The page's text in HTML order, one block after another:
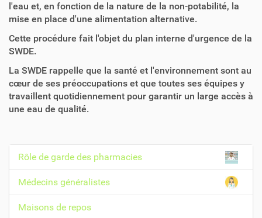
l'eau et, en fonction de la nature de la non-potabilité, la
mise en place d'une alimentation alternative.
Cette procédure fait l'objet du plan interne d'urgence de la
SWDE.
La SWDE rappelle que la santé et l'environnement sont au
cœur de ses préoccupations et que toutes ses équipes y
travaillent quotidiennement pour garantir un large accès à
une eau de qualité.
N
a
v
i
Rôle de garde des pharmacies
Médecins généralistes
Maisons de repos